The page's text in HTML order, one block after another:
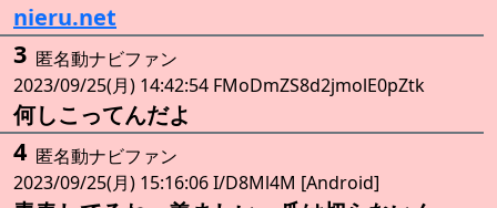
nieru.net
3 匿名動ナビファン
2023/09/25(月) 14:42:54 FMoDmZS8d2jmolE0pZtk
何しこってんだよ
4 匿名動ナビファン
2023/09/25(月) 15:16:06 I/D8Ml4M [Android]